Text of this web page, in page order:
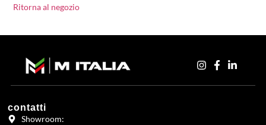
Ritorna al negozio
contatti
Showroom: